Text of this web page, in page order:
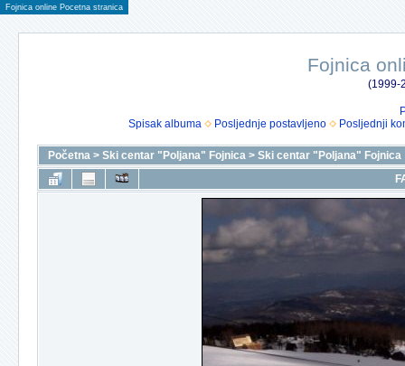
Fojnica online Pocetna stranica
Fojnica
(1999-
Spisak albuma
Posljednje postavljeno Posljednji
Početna > Ski centar "Poljana" Fojnica > Ski centar "Poljana" Fojnica